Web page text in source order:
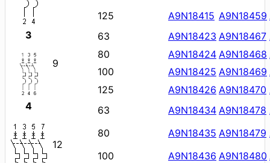
125
A9N18415 A9N18459
3
9
63 A9N18423 A9N18467
80
A9N18424 A9N18468
100
A9N18425 A9N18469
125
A9N18426 A9N18470
4
12
63 A9N18434 A9N18478
80
A9N18435 A9N18479
100
A9N18436 A9N18480